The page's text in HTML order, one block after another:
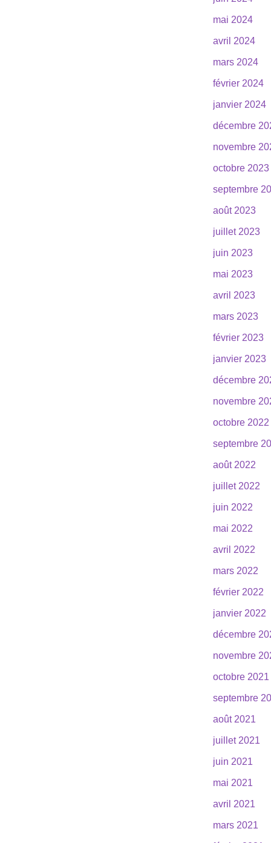
mai 2024
avril 2024
mars 2024
février 2024
janvier 2024
décembre
novembre
octobre 2023
septembre
août 2023
juillet 2023
juin 2023
mai 2023
avril 2023
mars 2023
février 2023
janvier 2023
décembre
novembre
octobre 2022
septembre
août 2022
juillet 2022
juin 2022
mai 2022
avril 2022
mars 2022
février 2022
janvier 2022
décembre
novembre
octobre 2021
septembre
août 2021
juillet 2021
juin 2021
mai 2021
avril 2021
mars 2021